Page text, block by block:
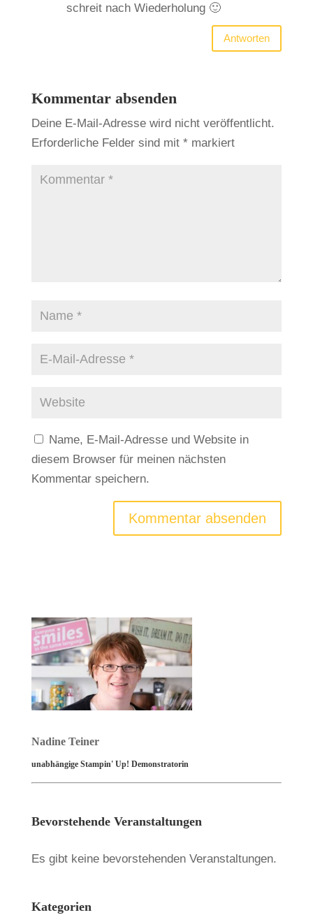
schreit nach Wiederholung 🙂
Antworten
Kommentar absenden
Deine E-Mail-Adresse wird nicht veröffentlicht.
Erforderliche Felder sind mit *markiert
Name, E-Mail-Adresse und Website in
diesem Browser für meinen nächsten
Kommentar speichern.
Nadine Teiner
unabhängige Stampin' Up! Demonstratorin
Bevorstehende Veranstaltungen
Es gibt keine bevorstehenden Veranstaltungen.
Kategorien